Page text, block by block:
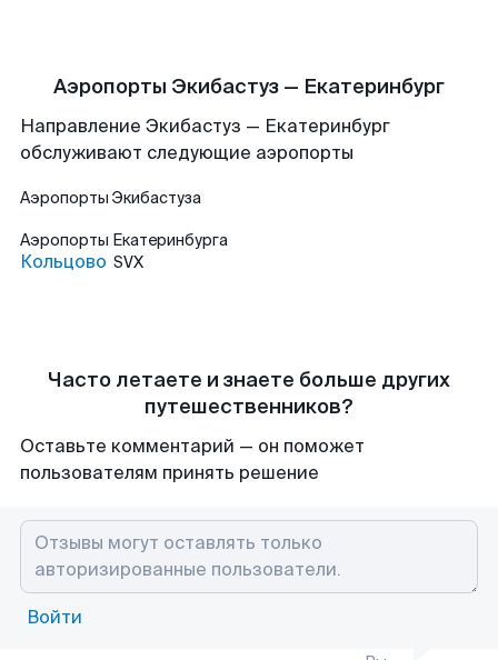
Аэропорты Экибастуз — Екатеринбург
Направление Экибастуз — Екатеринбург
обслуживают следующие аэропорты
Аэропорты Экибастуза
Аэропорты Екатеринбурга
Кольцово SVX
Часто летаете и знаете больше других
путешественников?
Оставьте комментарий — он поможет
пользователям принять решение
Войти